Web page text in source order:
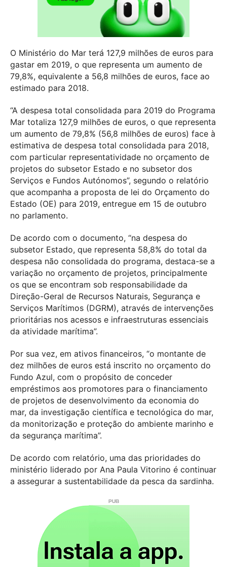
O Ministério do Mar terá 127,9 milhões de euros para
gastar em 2019, o que representa um aumento de
79,8%, equivalente a 56,8 milhões de euros, face ao
estimado para 2018.
“A despesa total consolidada para 2019 do Programa
Mar totaliza 127,9 milhões de euros, o que representa
um aumento de 79,8% (56,8 milhões de euros) face à
estimativa de despesa total consolidada para 2018,
com particular representatividade no orçamento de
projetos do subsetor Estado e no subsetor dos
Serviços e Fundos Autónomos”, segundo o relatório
que acompanha a proposta de lei do Orçamento do
Estado (OE) para 2019, entregue em 15 de outubro
no parlamento.
De acordo com o documento, “na despesa do
subsetor Estado, que representa 58,8% do total da
despesa não consolidada do programa, destaca-se a
variação no orçamento de projetos, principalmente
os que se encontram sob responsabilidade da
Direção-Geral de Recursos Naturais, Segurança e
Serviços Marítimos (DGRM), através de intervenções
prioritárias nos acessos e infraestruturas essenciais
da atividade marítima”.
Por sua vez, em ativos financeiros, “o montante de
dez milhões de euros está inscrito no orçamento do
Fundo Azul, com o propósito de conceder
empréstimos aos promotores para o financiamento
de projetos de desenvolvimento da economia do
mar, da investigação científica e tecnológica do mar,
da monitorização e proteção do ambiente marinho e
da segurança marítima”.
De acordo com relatório, uma das prioridades do
ministério liderado por Ana Paula Vitorino é continuar
a assegurar a sustentabilidade da pesca da sardinha.